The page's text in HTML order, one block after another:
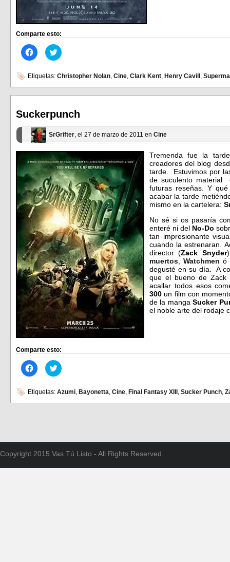
Comparte esto:
Haz
clic
en
Facebook
(Se
abre
ventana
nueva)
Haz
clic
en
(Se
abre
ventana
nueva)
Etiquetas: Christopher Nolan, Cine, Clark Kent, Henry Cavill,
Suckerpunch
SrGrifter, el 27 de marzo de 2011 en Cine
Tremenda fue la
creadores del blog
tarde. Estuvimos por
de suculento material
futuras reseñas. Y
acabar la tarde
mismo en la cartelera:
No sé si os pasaría
enteré ni del No-Do
tan impresionante
cuando la estrenaran.
director (Zack Snyder
muertos ,Watchmen ó
degusté en su día. A
que el bueno de Zack
acallar todos esos
300un film con
de la mangaSucker
el noble arte del rodaje
Comparte esto:
Haz
clic
en
Facebook
(Se
Haz
clic
en
Twitter
(Se
Etiquetas: Azumi, Bayonetta, Cine, Final Fantasy XIII , Sucker Punch,
Copyright 2015 Vas Tú Listo - All Rights Reserved.